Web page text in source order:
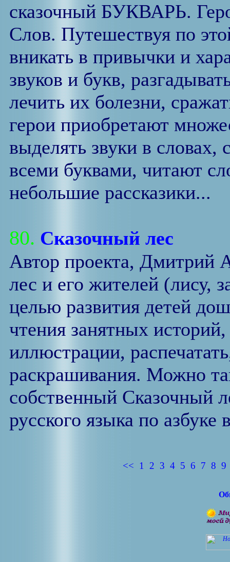
сказочный БУКВАРЬ.
Слов. Путешествуя по
вникать в привычки и
звуков и букв,
лечить их болезни,
герои приобретают
выделять звуки в словах,
всеми буквами, читают
небольшие рассказики...
80. Сказочный лес
Автор проекта, Дмитрий
лес и его жителей (лису,
целью развития детей
чтения занятных
иллюстрации,
раскрашивания. Можно
собственный Сказочный
русского языка по азбуке
<< 1 2 3 4 5 6 7 8 9